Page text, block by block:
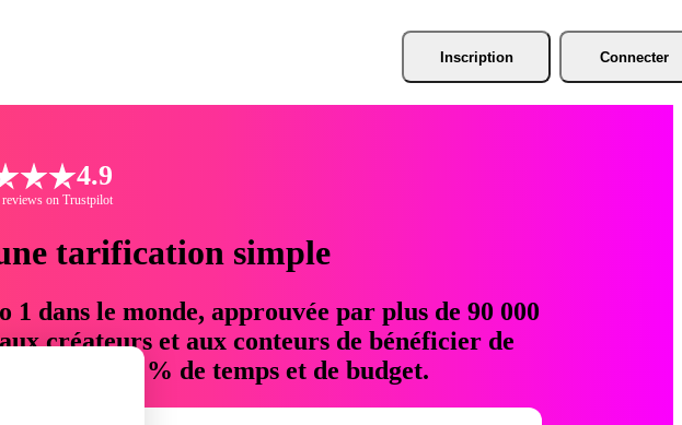
Inscription Connecter
4.9
on Trustpilot
tarification simple
1 dans le monde, approuvée par plus de 90 000
créateurs et aux conteurs de bénéficier de
jusqu'à 76 % de temps et de budget.